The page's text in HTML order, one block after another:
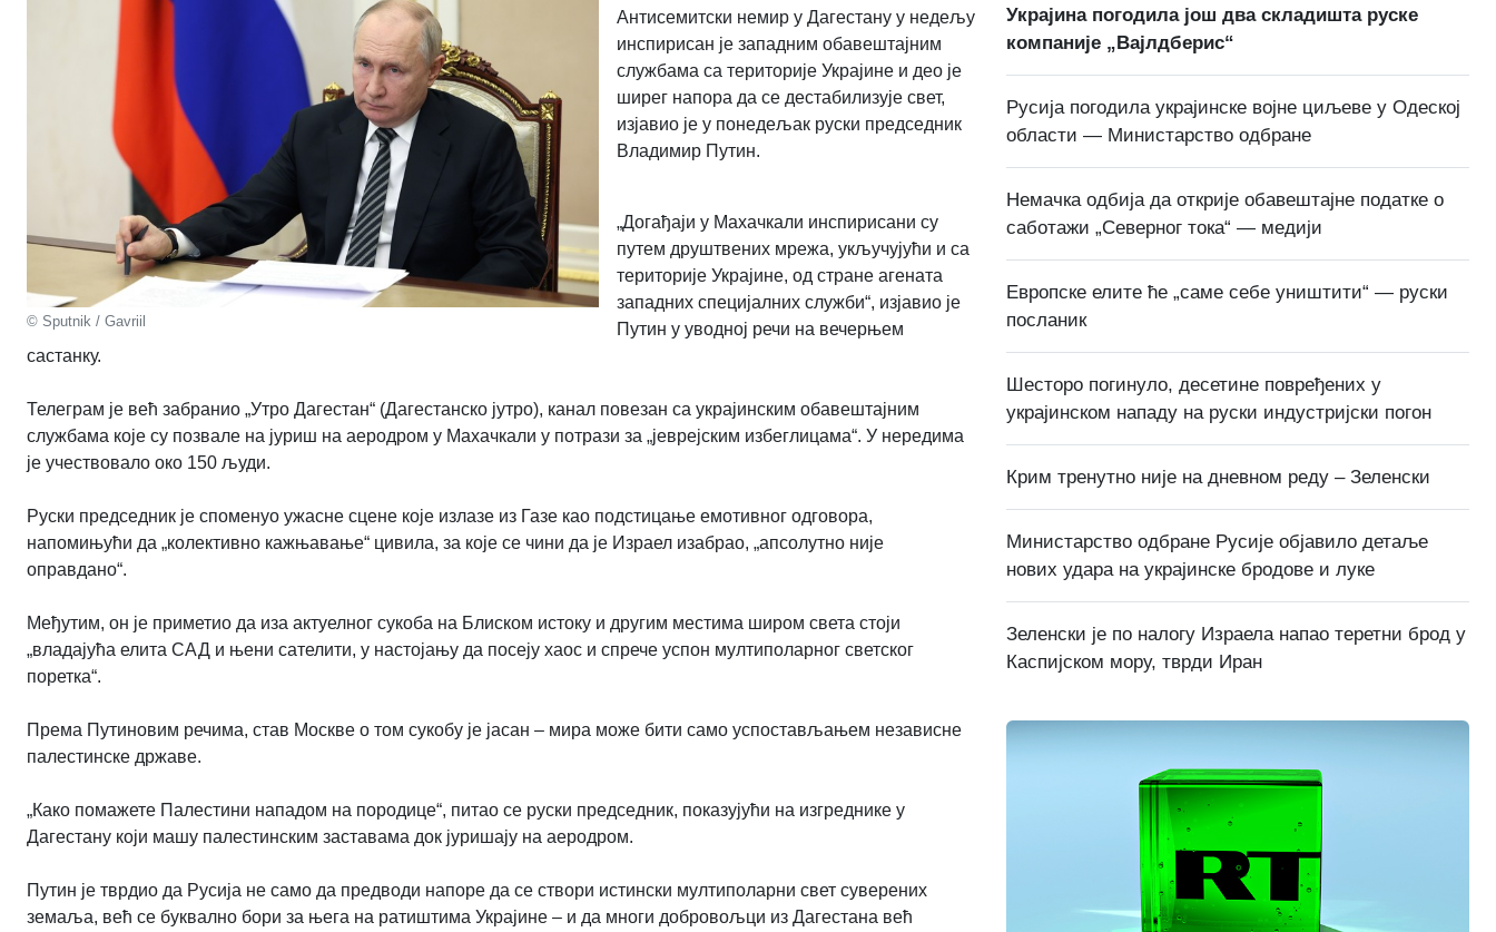
© Sputnik / Gavriil
Антисемитски немир у Дагестану у недељу
инспирисан је западним обавештајним
службама са територије Украјине и део је
ширег напора да се дестабилизује свет,
изјавио је у понедељак руски председник
Владимир Путин.
„Догађаји у Махачкали инспирисани су
путем друштвених мрежа, укључујући и са
територије Украјине, од стране агената
западних специјалних служби“, изјавио је
Путин у уводној речи на вечерњем
састанку.
Телеграм је већ забранио „Утро Дагестан“ (Дагестанско јутро), канал повезан са украјинским обавештајним
службама које су позвале на јуриш на аеродром у Махачкали у потрази за „јеврејским избеглицама“. У нередима
је учествовало око 150 људи.
Руски председник је споменуо ужасне сцене које излазе из Газе као подстицање емотивног одговора,
напомињући да „колективно кажњавање“ цивила, за које се чини да је Израел изабрао, „апсолутно није
оправдано“.
Међутим, он је приметио да иза актуелног сукоба на Блиском истоку и другим местима широм света стоји
„владајућа елита САД и њени сателити, у настојању да посеју хаос и спрече успон мултиполарног светског
поретка“.
Према Путиновим речима, став Москве о том сукобу је јасан – мира може бити само успостављањем независне
палестинске државе.
„Како помажете Палестини нападом на породице“, питао се руски председник, показујући на изгреднике у
Дагестану који машу палестинским заставама док јуришају на аеродром.
Путин је тврдио да Русија не само да предводи напоре да се створи истински мултиполарни свет суверених
земаља, већ се буквално бори за њега на ратиштима Украјине – и да многи добровољци из Дагестана већ
Украјина погодила још два складишта руске
компаније „Вајлдберис“
Русија погодила украјинске војне циљеве у Одеској
области — Министарство одбране
Немачка одбија да открије обавештајне податке о
саботажи „Северног тока“ — медији
Европске елите ће „саме себе уништити“ — руски
посланик
Шесторо погинуло, десетине повређених у
украјинском нападу на руски индустријски погон
Крим тренутно није на дневном реду – Зеленски
Министарство одбране Русије објавило детаље
нових удара на украјинске бродове и луке
Зеленски је по налогу Израела напао теретни брод у
Каспијском мору, тврди Иран